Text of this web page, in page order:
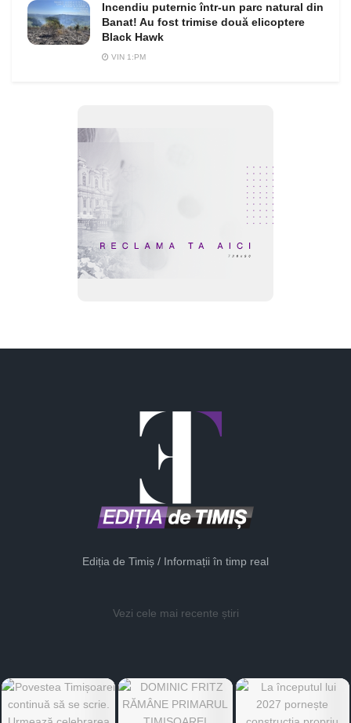
Incendiu puternic într-un parc natural din
Banat! Au fost trimise două elicoptere
Black Hawk
VIN 1:PM
Ediția de Timiș / Informații în timp real
Vezi cele mai recente știri